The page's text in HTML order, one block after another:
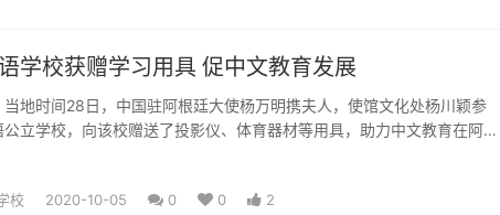
学校获赠学习用具 促中文教育发展
地时间28日，中国驻阿根廷大使杨万明携夫人，使馆文化处杨川颖参
立学校，向该校赠送了投影仪、体育器材等用具，助力中文教育在阿根
校 2020-10-05 0 0 2